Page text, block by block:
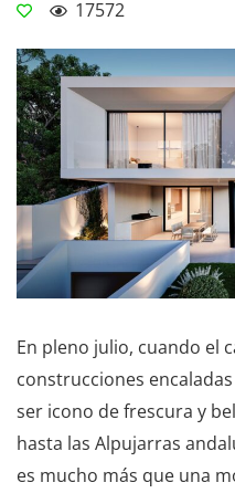
17572
En pleno julio, cuando el
construcciones
ser icono de frescura y
hasta las Alpujarras
es mucho más que una